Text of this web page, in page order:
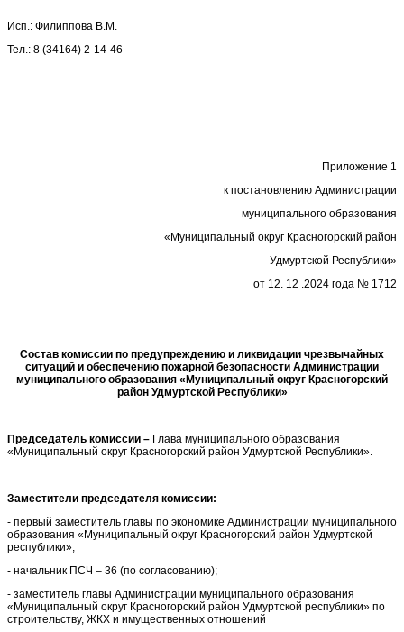
Исп.: Филиппова В.М.
Тел.: 8 (34164) 2-14-46
Приложение 1
к постановлению Администрации
муниципального образования
«Муниципальный округ Красногорский район
Удмуртской Республики»
от 12. 12 .2024 года № 1712
Состав комиссии по предупреждению и ликвидации чрезвычайных
ситуаций и обеспечению пожарной безопасности Администрации
муниципального образования «Муниципальный округ Красногорский
район Удмуртской Республики»
Председатель комиссии – Глава муниципального образования
«Муниципальный округ Красногорский район Удмуртской Республики».
Заместители председателя комиссии:
- первый заместитель главы по экономике Администрации муниципального
образования «Муниципальный округ Красногорский район Удмуртской
республики»;
- начальник ПСЧ – 36 (по согласованию);
- заместитель главы Администрации муниципального образования
«Муниципальный округ Красногорский район Удмуртской республики» по
строительству, ЖКХ и имущественных отношений